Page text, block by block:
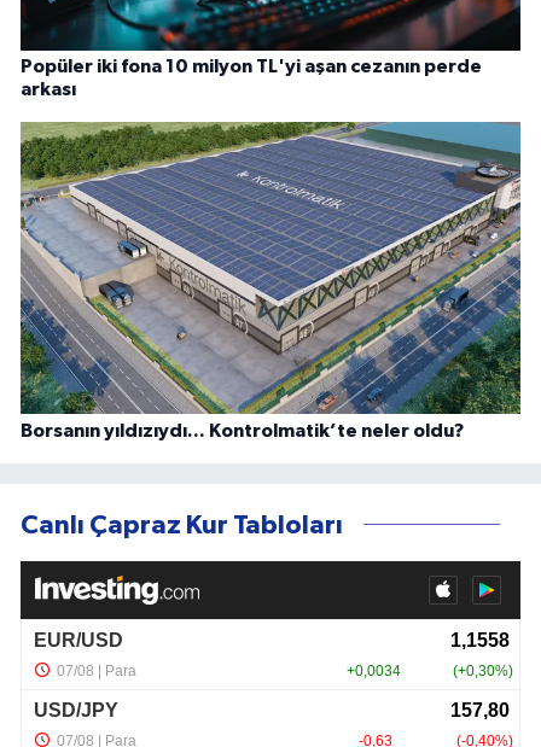
Popüler iki fona 10 milyon TL'yi aşan cezanın perde
arkası
Borsanın yıldızıydı... Kontrolmatik’te neler oldu?
Canlı Çapraz Kur Tabloları